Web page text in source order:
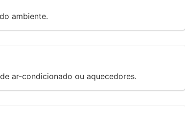
ambiente.
ar-condicionado ou aquecedores.